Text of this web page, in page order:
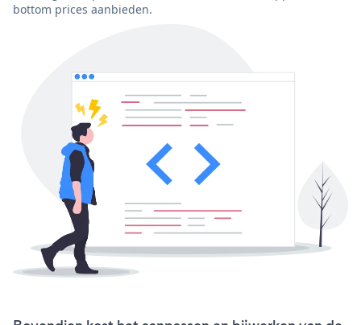
bottom prices aanbieden.